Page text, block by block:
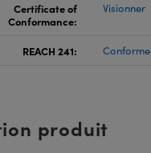
Certificate of
Conformance:
Visionner
REACH 241: Conforme
produit